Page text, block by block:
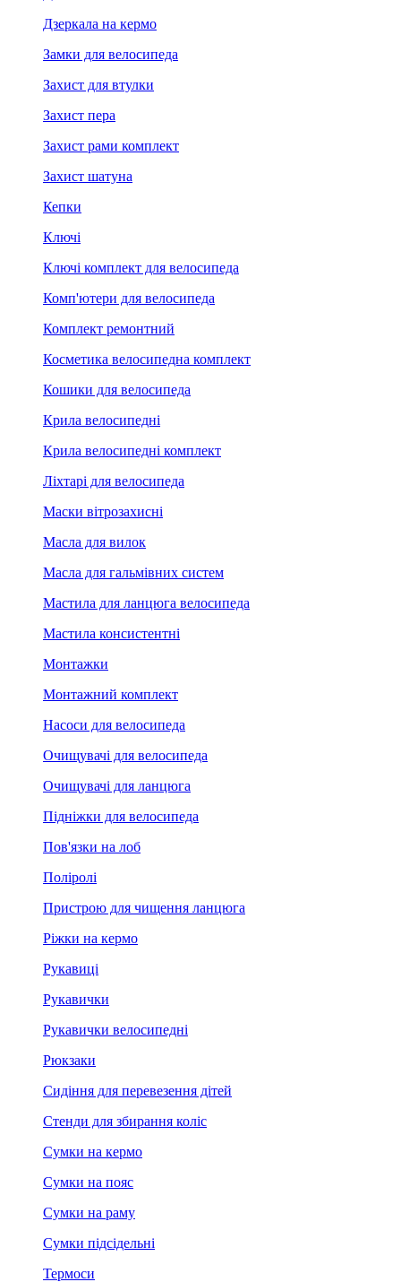
Дзеркала на кермо
Замки для велосипеда
Захист для втулки
Захист пера
Захист рами комплект
Захист шатуна
Кепки
Ключі
Ключі комплект для велосипеда
Комп'ютери для велосипеда
Комплект ремонтний
Косметика велосипедна комплект
Кошики для велосипеда
Крила велосипедні
Крила велосипедні комплект
Ліхтарі для велосипеда
Маски вітрозахисні
Масла для вилок
Масла для гальмівних систем
Мастила для ланцюга велосипеда
Мастила консистентні
Монтажки
Монтажний комплект
Насоси для велосипеда
Очищувачі для велосипеда
Очищувачі для ланцюга
Підніжки для велосипеда
Пов'язки на лоб
Поліролі
Пристрою для чищення ланцюга
Ріжки на кермо
Рукавиці
Рукавички
Рукавички велосипедні
Рюкзаки
Сидіння для перевезення дітей
Стенди для збирання коліс
Сумки на кермо
Сумки на пояс
Сумки на раму
Сумки підсідельні
Термоси